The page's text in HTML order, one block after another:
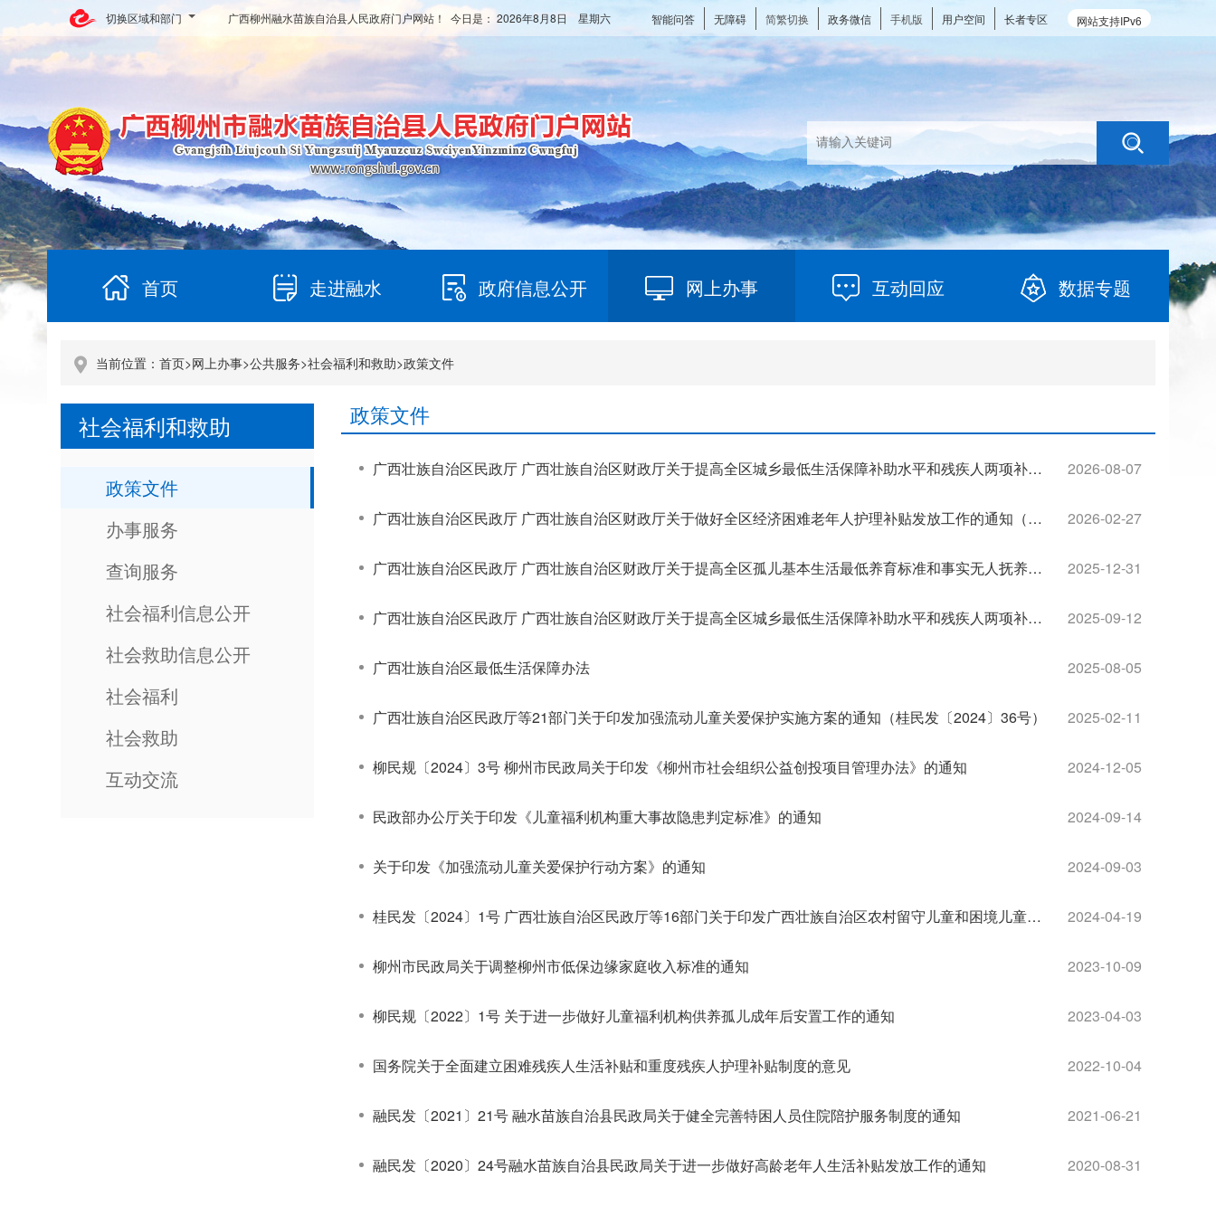
切换区域和部门 网站支持IPv6
智能问答 无障碍 简繁切换 政务微信 手机版 用户空间 长者专区
广西柳州融水苗族自治县人民政府门户网站！ 今日是： 2026年8月8日 星期六
首页 走进融水 政府信息公开 网上办事 互动回应 数据专题
当前位置： 首页>网上办事>公共服务>社会福利和救助>政策文件
社会福利和救助
政策文件
办事服务
查询服务
社会福利信息公开
社会救助信息公开
社会福利
社会救助
互动交流
政策文件
广西壮族自治区民政厅 广西壮族自治区财政厅关于提高全区城乡最低生活保障补助水平和残疾人两项补贴标准的通知（桂民规〔2026〕1号） 2026-08-07
广西壮族自治区民政厅 广西壮族自治区财政厅关于做好全区经济困难老年人护理补贴发放工作的通知（桂民发〔2026〕7号） 2026-02-27
广西壮族自治区民政厅 广西壮族自治区财政厅关于提高全区孤儿基本生活最低养育标准和事实无人抚养儿童基本生活补贴标准的通知（桂民发〔2025〕40号） 2025-12-31
广西壮族自治区民政厅 广西壮族自治区财政厅关于提高全区城乡最低生活保障补助水平和残疾人两项补贴标准的通知（桂民发〔2025〕25号） 2025-09-12
广西壮族自治区最低生活保障办法 2025-08-05
广西壮族自治区民政厅等21部门关于印发加强流动儿童关爱保护实施方案的通知（桂民发〔2024〕36号） 2025-02-11
柳民规〔2024〕3号 柳州市民政局关于印发《柳州市社会组织公益创投项目管理办法》的通知 2024-12-05
民政部办公厅关于印发《儿童福利机构重大事故隐患判定标准》的通知 2024-09-14
关于印发《加强流动儿童关爱保护行动方案》的通知 2024-09-03
桂民发〔2024〕1号 广西壮族自治区民政厅等16部门关于印发广西壮族自治区农村留守儿童和困境儿童关爱服务质量提升三年行动实施方案的通知 2024-04-19
柳州市民政局关于调整柳州市低保边缘家庭收入标准的通知 2023-10-09
柳民规〔2022〕1号 关于进一步做好儿童福利机构供养孤儿成年后安置工作的通知 2023-04-03
国务院关于全面建立困难残疾人生活补贴和重度残疾人护理补贴制度的意见 2022-10-04
融民发〔2021〕21号 融水苗族自治县民政局关于健全完善特困人员住院陪护服务制度的通知 2021-06-21
融民发〔2020〕24号融水苗族自治县民政局关于进一步做好高龄老年人生活补贴发放工作的通知 2020-08-31